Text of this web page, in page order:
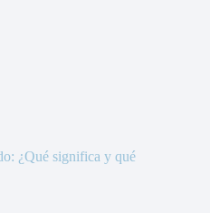
¿Qué significa y qué